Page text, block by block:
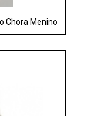
Chora Menino